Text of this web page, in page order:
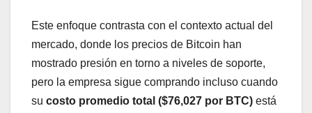
Este enfoque contrasta con el contexto actual del
mercado, donde los precios de Bitcoin han
mostrado presión en torno a niveles de soporte,
pero la empresa sigue comprando incluso cuando
su costo promedio total ($76,027 por BTC) está